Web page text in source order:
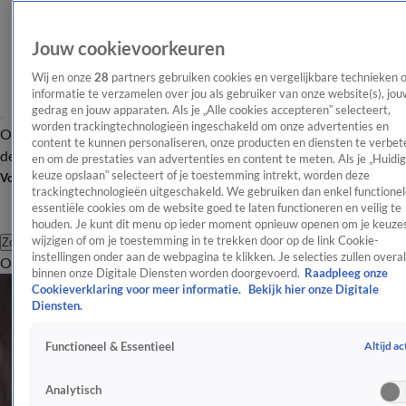
OverzichtAfleveringen Entertainment TV Algemeen
Tip
de redactieNieuwsbrief
Volg Shownieuws
Zoeken
OverzichtEntertainmentSpraakmakendRealityCrimeVideo's
TV
Blijf op de hoogte van het laatste nieuws en de nieuwste
11 juli, 08:45
Jouw cookievoorkeuren
Wij en onze 28 partners gebruiken cookies en vergelijkbare technieken
informatie te verzamelen over jou als gebruiker van onze website(s),
gedrag en jouw apparaten. Als je „Alle cookies accepteren” selecteert,
worden trackingtechnologieën ingeschakeld om onze advertenties en
content te kunnen personaliseren, onze producten en diensten te
en om de prestaties van advertenties en content te meten. Als je
keuze opslaan” selecteert of je toestemming intrekt, worden deze
trackingtechnologieën uitgeschakeld. We gebruiken dan enkel
essentiële cookies om de website goed te laten functioneren en veilig te
houden. Je kunt dit menu op ieder moment opnieuw openen om je
wijzigen of om je toestemming in te trekken door op de link Cookie-
instellingen onder aan de webpagina te klikken. Je selecties zullen overal
binnen onze Digitale Diensten worden doorgevoerd. Raadpleeg onze
Cookieverklaring voor meer informatie.
Bekijk hier onze Digitale
Diensten.
Functioneel & Essentieel Altijd
Analytisch